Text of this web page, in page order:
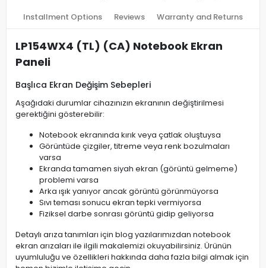
Installment Options Reviews Warranty and Returns
LP154WX4 (TL) (CA) Notebook Ekran
Paneli
Başlıca Ekran Değişim Sebepleri
Aşağıdaki durumlar cihazınızın ekranının değiştirilmesi
gerektiğini gösterebilir:
Notebook ekranında kırık veya çatlak oluştuysa
Görüntüde çizgiler, titreme veya renk bozulmaları
varsa
Ekranda tamamen siyah ekran (görüntü gelmeme)
problemi varsa
Arka ışık yanıyor ancak görüntü görünmüyorsa
Sıvı teması sonucu ekran tepki vermiyorsa
Fiziksel darbe sonrası görüntü gidip geliyorsa
Detaylı arıza tanımları için blog yazılarımızdan notebook
ekran arızaları ile ilgili makalemizi okuyabilirsiniz. Ürünün
uyumluluğu ve özellikleri hakkında daha fazla bilgi almak için